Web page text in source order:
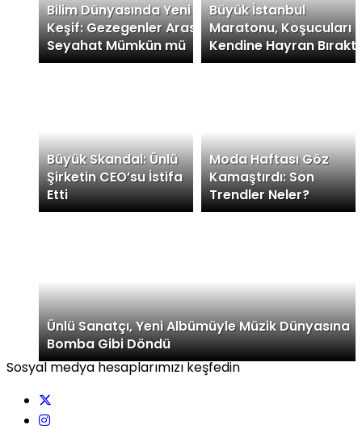
Bilim Dünyasında Yeni
Keşif: Gezegenler Arası
Seyahat Mümkün mü
Büyük İstanbul
Maratonu, Koşucuları
Kendine Hayran Bıraktı
Büyük Skandal: Ünlü
Şirketin CEO’su İstifa
Etti
Moda Haftası Göz
Kamaştırdı: Son
Trendler Neler?
Ünlü Sanatçı, Yeni Albümüyle Müzik Dünyasına
Bomba Gibi Döndü
Sosyal medya hesaplarımızı keşfedin